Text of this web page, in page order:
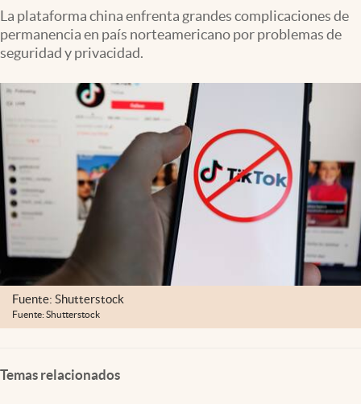
PC y mobile
Lifestyle
USA
La plataforma china enfrenta grandes complicaciones de
permanencia en país norteamericano por problemas de
seguridad y privacidad.
Fuente: Shutterstock
Fuente: Shutterstock
Temas relacionados